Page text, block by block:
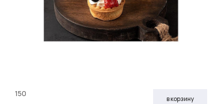
150
в корзину